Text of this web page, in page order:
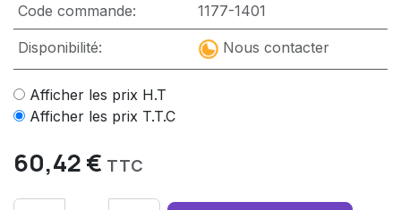
Code commande: 1177-1401
Disponibilité: Nous contacter
Afficher les prix H.T
Afficher les prix T.T.C
60,42€ TTC